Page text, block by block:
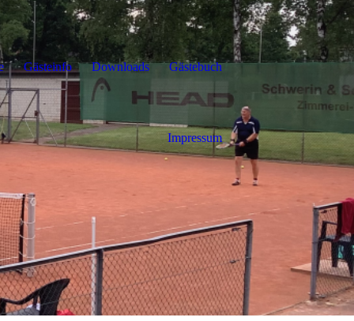
Gästeinfo Downloads Gästebuch
Impressum